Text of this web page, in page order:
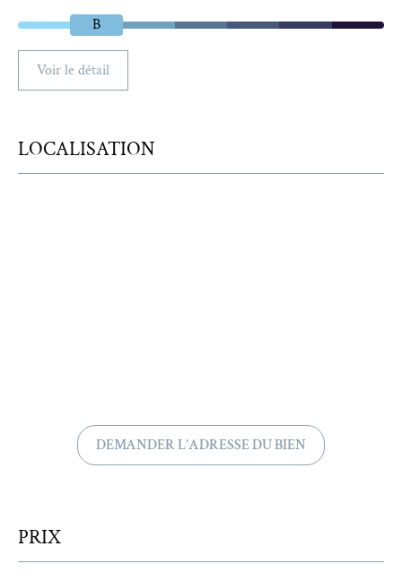
B
Voir le détail
LOCALISATION
DEMANDER L'ADRESSE DU BIEN
PRIX